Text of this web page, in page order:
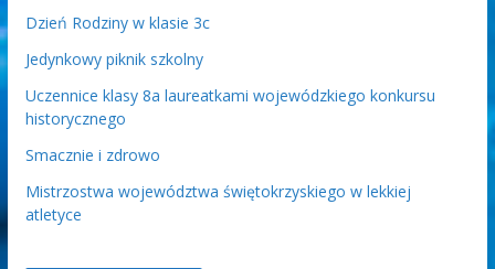
Dzień Rodziny w klasie 3c
Jedynkowy piknik szkolny
Uczennice klasy 8a laureatkami wojewódzkiego konkursu
historycznego
Smacznie i zdrowo
Mistrzostwa województwa świętokrzyskiego w lekkiej
atletyce